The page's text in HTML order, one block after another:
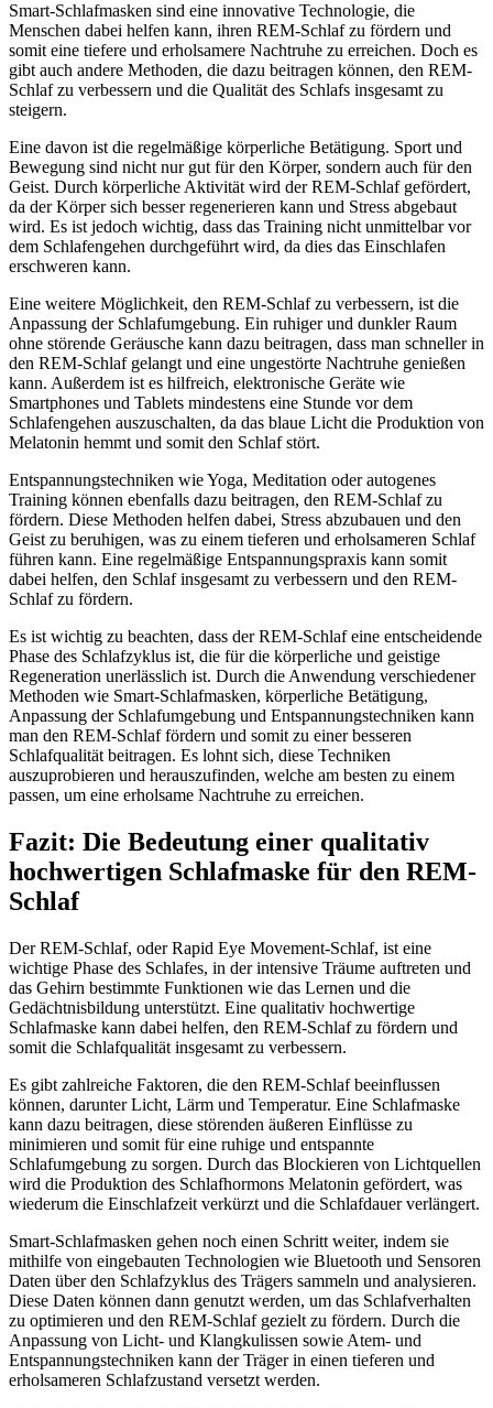
Smart-Schlafmasken sind eine innovative Technologie, die
Menschen dabei helfen kann, ihren REM-Schlaf zu fördern und
somit eine tiefere und erholsamere Nachtruhe zu erreichen. Doch es
gibt auch andere Methoden, die dazu beitragen können, den REM-
Schlaf zu verbessern und die Qualität des Schlafs insgesamt zu
steigern.
Eine davon ist die regelmäßige körperliche Betätigung. Sport und
Bewegung sind nicht nur gut für den Körper, sondern auch für den
Geist. Durch körperliche Aktivität wird der REM-Schlaf gefördert,
da der Körper sich besser regenerieren kann und Stress abgebaut
wird. Es ist jedoch wichtig, dass das Training nicht unmittelbar vor
dem Schlafengehen durchgeführt wird, da dies das Einschlafen
erschweren kann.
Eine weitere Möglichkeit, den REM-Schlaf zu verbessern, ist die
Anpassung der Schlafumgebung. Ein ruhiger und dunkler Raum
ohne störende Geräusche kann dazu beitragen, dass man schneller in
den REM-Schlaf gelangt und eine ungestörte Nachtruhe genießen
kann. Außerdem ist es hilfreich, elektronische Geräte wie
Smartphones und Tablets mindestens eine Stunde vor dem
Schlafengehen auszuschalten, da das blaue Licht die Produktion von
Melatonin hemmt und somit den Schlaf stört.
Entspannungstechniken wie Yoga, Meditation oder autogenes
Training können ebenfalls dazu beitragen, den REM-Schlaf zu
fördern. Diese Methoden helfen dabei, Stress abzubauen und den
Geist zu beruhigen, was zu einem tieferen und erholsameren Schlaf
führen kann. Eine regelmäßige Entspannungspraxis kann somit
dabei helfen, den Schlaf insgesamt zu verbessern und den REM-
Schlaf zu fördern.
Es ist wichtig zu beachten, dass der REM-Schlaf eine entscheidende
Phase des Schlafzyklus ist, die für die körperliche und geistige
Regeneration unerlässlich ist. Durch die Anwendung verschiedener
Methoden wie Smart-Schlafmasken, körperliche Betätigung,
Anpassung der Schlafumgebung und Entspannungstechniken kann
man den REM-Schlaf fördern und somit zu einer besseren
Schlafqualität beitragen. Es lohnt sich, diese Techniken
auszuprobieren und herauszufinden, welche am besten zu einem
passen, um eine erholsame Nachtruhe zu erreichen.
Fazit: Die Bedeutung einer qualitativ
hochwertigen Schlafmaske für den REM-
Schlaf
Der REM-Schlaf, oder Rapid Eye Movement-Schlaf, ist eine
wichtige Phase des Schlafes, in der intensive Träume auftreten und
das Gehirn bestimmte Funktionen wie das Lernen und die
Gedächtnisbildung unterstützt. Eine qualitativ hochwertige
Schlafmaske kann dabei helfen, den REM-Schlaf zu fördern und
somit die Schlafqualität insgesamt zu verbessern.
Es gibt zahlreiche Faktoren, die den REM-Schlaf beeinflussen
können, darunter Licht, Lärm und Temperatur. Eine Schlafmaske
kann dazu beitragen, diese störenden äußeren Einflüsse zu
minimieren und somit für eine ruhige und entspannte
Schlafumgebung zu sorgen. Durch das Blockieren von Lichtquellen
wird die Produktion des Schlafhormons Melatonin gefördert, was
wiederum die Einschlafzeit verkürzt und die Schlafdauer verlängert.
Smart-Schlafmasken gehen noch einen Schritt weiter, indem sie
mithilfe von eingebauten Technologien wie Bluetooth und Sensoren
Daten über den Schlafzyklus des Trägers sammeln und analysieren.
Diese Daten können dann genutzt werden, um das Schlafverhalten
zu optimieren und den REM-Schlaf gezielt zu fördern. Durch die
Anpassung von Licht- und Klangkulissen sowie Atem- und
Entspannungstechniken kann der Träger in einen tieferen und
erholsameren Schlafzustand versetzt werden.